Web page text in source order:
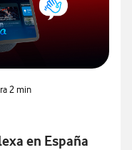
2 min
con
relacionados con
en España